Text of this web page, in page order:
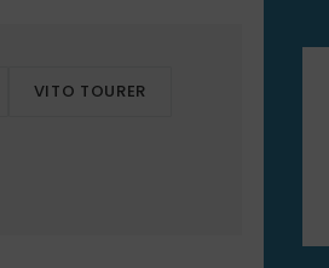
VITO TOURER